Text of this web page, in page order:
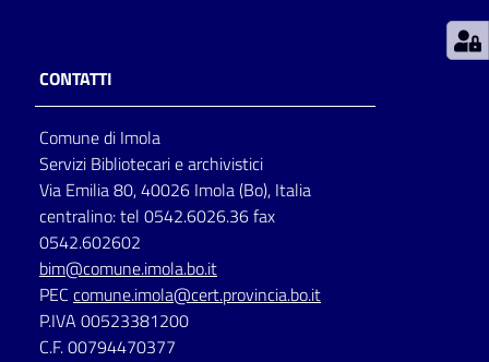
per
lettura
Seguici
su
CONTATTI
Comune di Imola
Servizi Bibliotecari e archivistici
Via Emilia 80, 40026 Imola (Bo), Italia
centralino: tel 0542.6026.36 fax
0542.602602
bim@comune.imola.bo.it
PEC comune.imola@cert.provincia.bo.it
P.IVA 00523381200
C.F. 00794470377